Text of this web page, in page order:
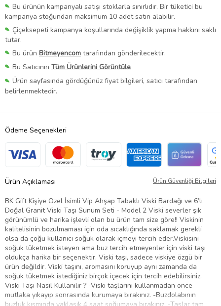
Bu ürünün kampanyalı satışı stoklarla sınırlıdır. Bir tüketici bu
kampanya stoğundan maksimum 10 adet satın alabilir.
Çiçeksepeti kampanya koşullarında değişiklik yapma hakkını saklı
tutar.
Bu ürün Bitmeyencom tarafından gönderilecektir.
Bu Satıcının Tüm Ürünlerini Görüntüle
Ürün sayfasında gördüğünüz fiyat bilgileri, satıcı tarafından
belirlenmektedir.
Ödeme Seçenekleri
Ürün Açıklaması Ürün Güvenliği Bilgileri
BK Gift Kişiye Özel İsimli Vip Ahşap Tabaklı Viski Bardağı ve 6’lı
Doğal Granit Viski Taşı Sunum Seti - Model 2 Viski severler şık
görünümlü ve harika işlevli olan bu ürün tam size göre!! Viskinin
kalitelisinin bozulmaması için oda sıcaklığında saklamak gerekli
olsa da çoğu kullanıcı soğuk olarak içmeyi tercih eder.Viskisini
soğuk tüketmek isteyen ama buz tercih etmeyenler için viski taşı
oldukça harika bir seçenektir. Viski taşı, sadece viskiye özgü bir
ürün değildir. Viski taşını, aromasını koruyup aynı zamanda da
soğuk tüketmek istediğiniz birçok içecek için tercih edebilirsiniz.
Viski Taşı Nasıl Kullanılır ? -Viski taşlarını kullanmadan önce
mutlaka yıkayıp sonrasında kurumaya bırakınız. -Buzdolabının
buzluk kısmında yaklaşık 4 saat soğumaya bırakınız. -Taşlar tam